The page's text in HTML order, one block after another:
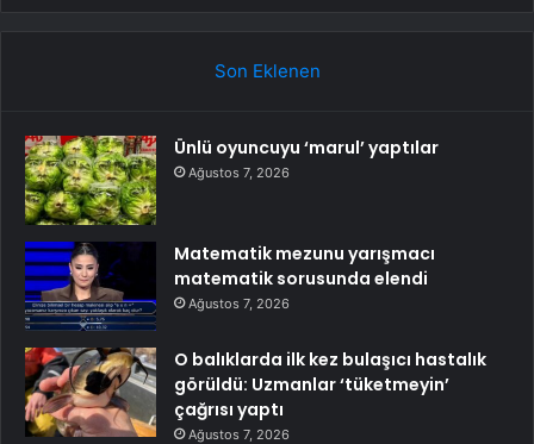
Son Eklenen
Ünlü oyuncuyu ‘marul’ yaptılar
Ağustos 7, 2026
Matematik mezunu yarışmacı
matematik sorusunda elendi
Ağustos 7, 2026
O balıklarda ilk kez bulaşıcı hastalık
görüldü: Uzmanlar ‘tüketmeyin’
çağrısı yaptı
Ağustos 7, 2026